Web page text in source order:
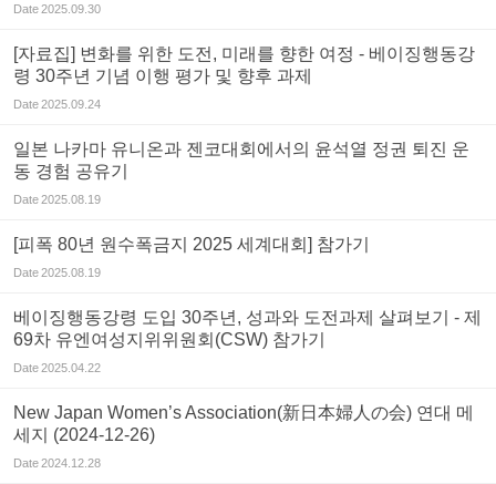
Date2025.09.30
[자료집] 변화를 위한 도전, 미래를 향한 여정 - 베이징행동강
령 30주년 기념 이행 평가 및 향후 과제
Date2025.09.24
일본 나카마 유니온과 젠코대회에서의 윤석열 정권 퇴진 운
동 경험 공유기
Date2025.08.19
[피폭 80년 원수폭금지 2025 세계대회] 참가기
Date2025.08.19
베이징행동강령 도입 30주년, 성과와 도전과제 살펴보기 - 제
69차 유엔여성지위위원회(CSW) 참가기
Date2025.04.22
New Japan Women’s Association(新日本婦人の会) 연대 메
세지 (2024-12-26)
Date2024.12.28